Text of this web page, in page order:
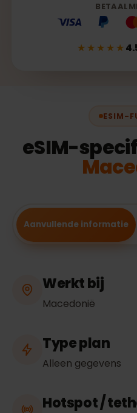
★★★★★
ESIM-
eSIM-
Aanvullende informatie
Werkt bij
Macedonië
Type plan
Alleen gegevens
Hotspot /